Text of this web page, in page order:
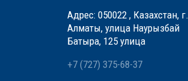
Адрес: 050022 , Казахстан, г.
Алматы, улица Наурызбай
Батыра, 125 улица
+7 (727) 375-68-37